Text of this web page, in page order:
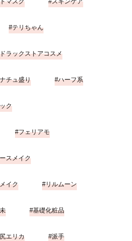
テリちゃん
ドラックストアコスメ
ナチュ盛り ハーフ系
ク
フェリアモ
スメイク
メイク リルムーン
基礎化粧品
エリカ 派手